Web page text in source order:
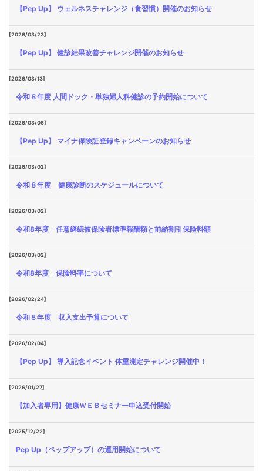
【Pep Up】 ウェルネスチャレンジ（食習慣）開催のお知らせ
[2026/03/23]
【Pep Up】 健診結果改善チャレンジ開催のお知らせ
[2026/03/13]
令和８年度 人間ドック・単独婦人科健診の予約開始について
[2026/03/06]
【Pep Up】 マイナ保険証登録キャンペーンのお知らせ
[2026/03/02]
令和８年度 健康診断のスケジュールについて
[2026/03/02]
令和8年度 任意継続被保険者標準報酬額と前納割引保険料額
[2026/03/02]
令和8年度 保険料率について
[2026/02/24]
令和８年度 収入支出予算について
[2026/02/04]
【Pep Up】 導入記念イベント 体重測定チャレンジ開催中！
[2026/01/27]
【加入者専用】健康ＷＥＢセミナー申込受付開始
[2025/12/22]
Pep Up（ペップアップ）の運用開始について